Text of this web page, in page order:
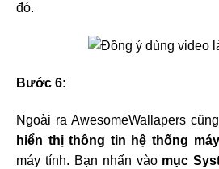
đó.
Bước 6:
Ngoài ra AwesomeWallapers
hiển thị thông tin hệ thống
máy tính. Bạn nhấn vào mục